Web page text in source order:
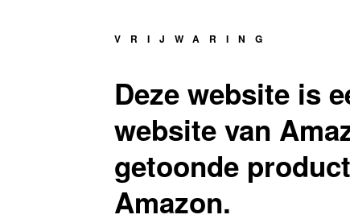
VRIJWARING
Deze website is
website van
getoonde
Amazon.